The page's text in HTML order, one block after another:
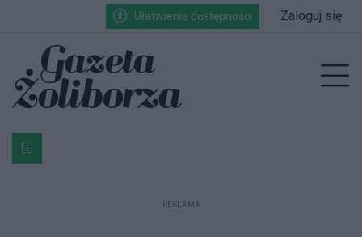
Przejdź do głównych treści
Przejdź do wyszukiwarki
Przejdź do głównego menuUłatwienia dostępności Zaloguj się
Bardzo ważna informacja dla podatników posiadających
REKLAMA